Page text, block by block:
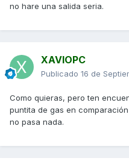
no hare una salida seria.
XAVIOPC
Publicado 16 de
Como quieras, pero ten
puntita de gas en
no pasa nada.